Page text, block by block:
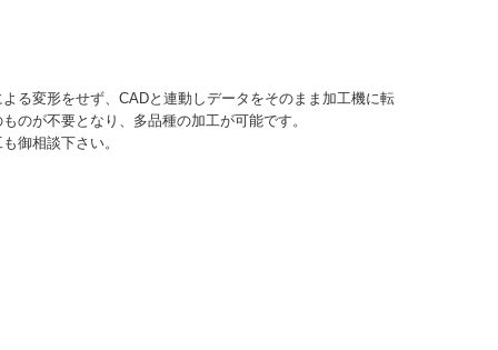
る変形をせず、CADと連動しデータをそのまま加工機に転
のが不要となり、多品種の加工が可能です。
御相談下さい。